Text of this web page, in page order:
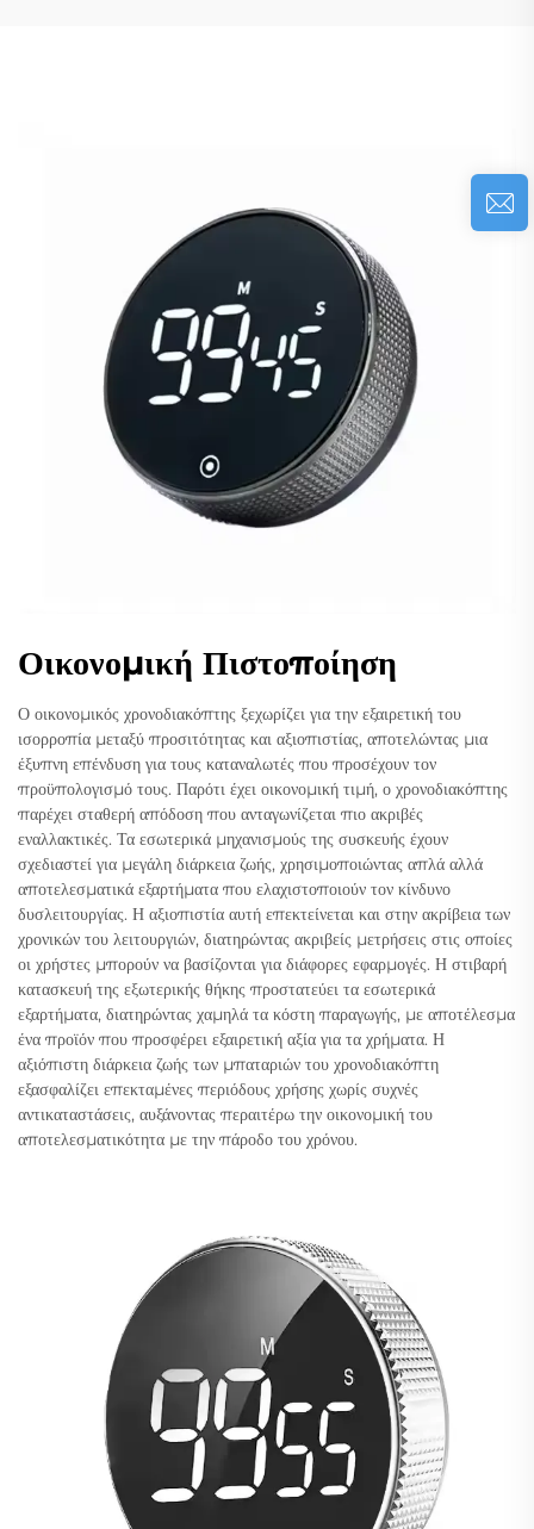
Οικονομική Πιστοποίηση
Ο οικονομικός χρονοδιακόπτης ξεχωρίζει για την εξαιρετική του
ισορροπία μεταξύ προσιτότητας και αξιοπιστίας, αποτελώντας μια
έξυπνη επένδυση για τους καταναλωτές που προσέχουν τον
προϋπολογισμό τους. Παρότι έχει οικονομική τιμή, ο χρονοδιακόπτης
παρέχει σταθερή απόδοση που ανταγωνίζεται πιο ακριβές
εναλλακτικές. Τα εσωτερικά μηχανισμούς της συσκευής έχουν
σχεδιαστεί για μεγάλη διάρκεια ζωής, χρησιμοποιώντας απλά αλλά
αποτελεσματικά εξαρτήματα που ελαχιστοποιούν τον κίνδυνο
δυσλειτουργίας. Η αξιοπιστία αυτή επεκτείνεται και στην ακρίβεια των
χρονικών του λειτουργιών, διατηρώντας ακριβείς μετρήσεις στις οποίες
οι χρήστες μπορούν να βασίζονται για διάφορες εφαρμογές. Η στιβαρή
κατασκευή της εξωτερικής θήκης προστατεύει τα εσωτερικά
εξαρτήματα, διατηρώντας χαμηλά τα κόστη παραγωγής, με αποτέλεσμα
ένα προϊόν που προσφέρει εξαιρετική αξία για τα χρήματα. Η
αξιόπιστη διάρκεια ζωής των μπαταριών του χρονοδιακόπτη
εξασφαλίζει επεκταμένες περιόδους χρήσης χωρίς συχνές
αντικαταστάσεις, αυξάνοντας περαιτέρω την οικονομική του
αποτελεσματικότητα με την πάροδο του χρόνου.